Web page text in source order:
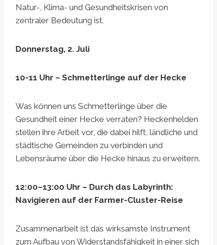
Natur-, Klima- und Gesundheitskrisen von
zentraler Bedeutung ist.
Donnerstag, 2. Juli
10-11 Uhr – Schmetterlinge auf der Hecke
Was können uns Schmetterlinge über die
Gesundheit einer Hecke verraten? Heckenhelden
stellen ihre Arbeit vor, die dabei hilft, ländliche und
städtische Gemeinden zu verbinden und
Lebensräume über die Hecke hinaus zu erweitern.
12:00–13:00 Uhr – Durch das Labyrinth:
Navigieren auf der Farmer-Cluster-Reise
Zusammenarbeit ist das wirksamste Instrument
zum Aufbau von Widerstandsfähigkeit in einer sich